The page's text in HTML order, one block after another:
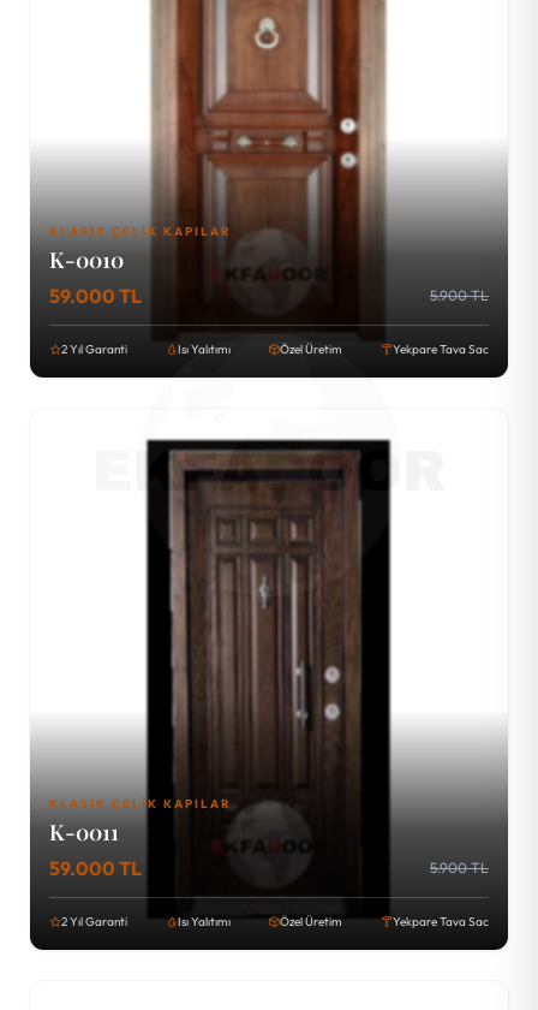
KLASIK ÇELIK KAPILAR
K-0010
59.000 TL 5.900 TL
2 Yıl Garanti Isı Yalıtımı Özel Üretim Yekpare Tava Sac
KLASIK ÇELIK KAPILAR
K-0011
59.000 TL 5.900 TL
2 Yıl Garanti Isı Yalıtımı Özel Üretim Yekpare Tava Sac